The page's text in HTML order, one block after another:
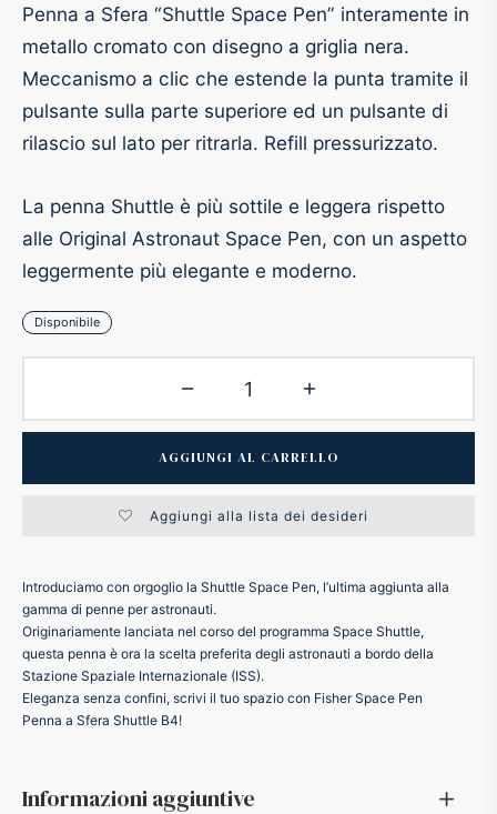
Penna a Sfera “Shuttle Space Pen” interamente in
metallo cromato con disegno a griglia nera.
Meccanismo a clic che estende la punta tramite il
pulsante sulla parte superiore ed un pulsante di
rilascio sul lato per ritrarla. Refill pressurizzato.
La penna Shuttle è più sottile e leggera rispetto
alle Original Astronaut Space Pen, con un aspetto
leggermente più elegante e moderno.
Disponibile
AGGIUNGI AL CARRELLO
Aggiungi alla lista dei desideri
Introduciamo con orgoglio la Shuttle Space Pen, l’ultima aggiunta alla
gamma di penne per astronauti.
Originariamente lanciata nel corso del programma Space Shuttle,
questa penna è ora la scelta preferita degli astronauti a bordo della
Stazione Spaziale Internazionale (ISS).
Eleganza senza confini, scrivi il tuo spazio con Fisher Space Pen
Penna a Sfera Shuttle B4!
Informazioni aggiuntive
Astronaut Space Pen
pressurizzato
Castell